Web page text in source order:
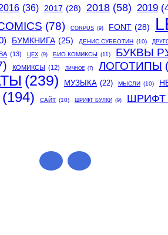
(36) 2017 (28) 2018 (58) 2019
(78) CORPUS (9) FONT (28)
БУМКНИГА (25) ДЕНИС СУББОТИН (10)
(13) ЦЕХ (9) БИО.КОМИКСЫ (11) БУКВЫ
КОМИКСЫ (12) ЛИЧНОЕ (7) ЛОГОТИПЫ
(239) МУЗЫКА (22) МЫСЛИ (10)
(194) САЙТ (10) ШРИФТ БУЛКИ (9) ШРИФТ